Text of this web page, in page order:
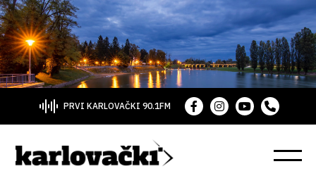
PRVI KARLOVAČKI 90.1FM